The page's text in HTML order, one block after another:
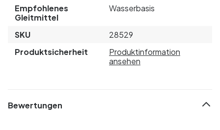
Empfohlenes
Gleitmittel
Wasserbasis
SKU
28529
Produktsicherheit
Produktinformation
ansehen
Bewertungen